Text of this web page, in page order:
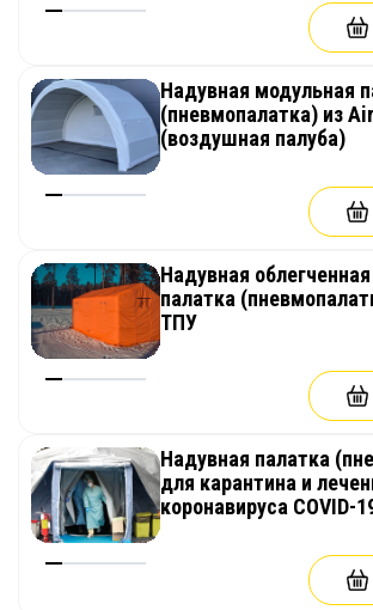
Надувная модульная
(пневмопалатка) из
(воздушная палуба)
Надувная
палатка
ТПУ
Надувная палатка
для карантина и
коронавируса COVID-